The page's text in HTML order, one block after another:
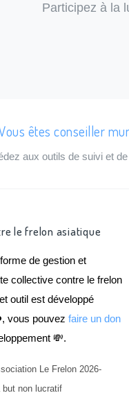
Participez à la
êtes conseiller
aux outils de suivi et
le frelon asiatique
de gestion et
collective contre le frelon
outil est développé
vous pouvez faire un don
💸.
Le Frelon 2026-
non lucratif